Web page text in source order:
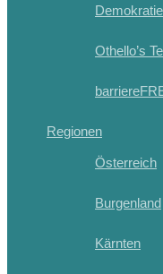
Othello’s
Regionen
Österreich
Burgenland
Kärnten